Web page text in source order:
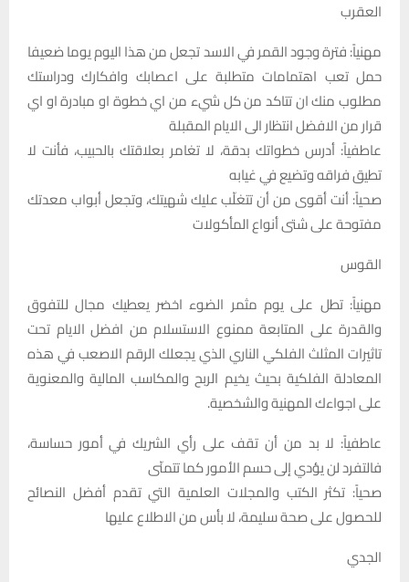
العقرب
مهنياً: فترة وجود القمر في الاسد تجعل من هذا اليوم يوما ضعيفا
حمل تعب اهتمامات متطلبة على اعصابك وافكارك ودراستك
مطلوب منك ان تتاكد من كل شيء من اي خطوة او مبادرة او اي
قرار من الافضل انتظار الى الايام المقبلة
عاطفياً: أدرس خطواتك بدقة، لا تغامر بعلاقتك بالحبيب، فأنت لا
تطيق فراقه وتضيع في غيابه
صحياً: أنت أقوى من أن تتغلّب عليك شهيتك، وتجعل أبواب معدتك
مفتوحة على شتى أنواع المأكولات
القوس
مهنياً: تطل على يوم مثمر الضوء اخضر يعطيك مجال للتفوق
والقدرة على المتابعة ممنوع الاستسلام من افضل الايام تحت
تاثيرات المثلث الفلكي الناري الذي يجعلك الرقم الاصعب في هذه
المعادلة الفلكية بحيث يخيم الربح والمكاسب المالية والمعنوية
على اجواءك المهنية والشخصية.
عاطفياً: لا بد من أن تقف على رأي الشريك في أمور حساسة،
فالتفرد لن يؤدي إلى حسم الأمور كما تتمنّى
صحياً: تكثر الكتب والمجلات العلمية التي تقدم أفضل النصائح
للحصول على صحة سليمة، لا بأس من الاطلاع عليها
الجدي